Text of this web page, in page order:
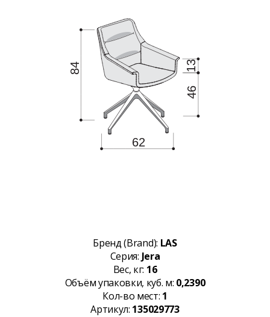
Бренд (Brand): LAS
Серия: Jera
Вес, кг: 16
Объём упаковки, куб. м: 0,2390
Кол-во мест: 1
Артикул: 135029773